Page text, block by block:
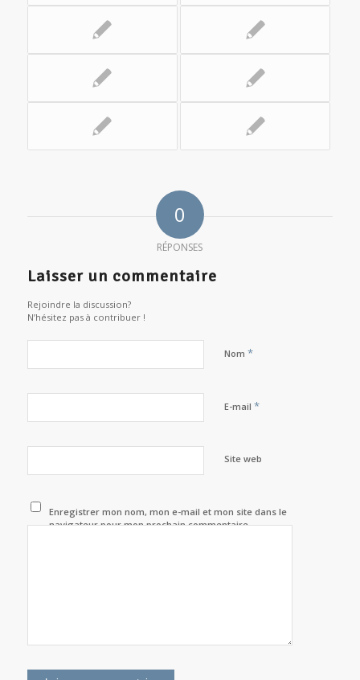
0
RÉPONSES
Laisser un commentaire
Rejoindre la discussion?
N’hésitez pas à contribuer !
Nom *
E-mail *
Site web
Enregistrer mon nom, mon e-mail et mon site dans le
navigateur pour mon prochain commentaire.